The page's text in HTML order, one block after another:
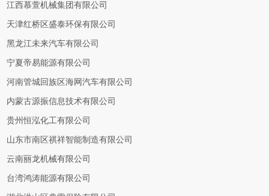
江西慕萱机械集团有限公司
天津红桥区盛泰环保有限公司
黑龙江未来汽车有限公司
宁夏帝易能源有限公司
河南管城回族区海网汽车有限公司
内蒙古源振信息技术有限公司
贵州恒泓化工有限公司
山东市南区祺祥智能制造有限公司
云南丽龙机械有限公司
台湾鸿涛能源有限公司